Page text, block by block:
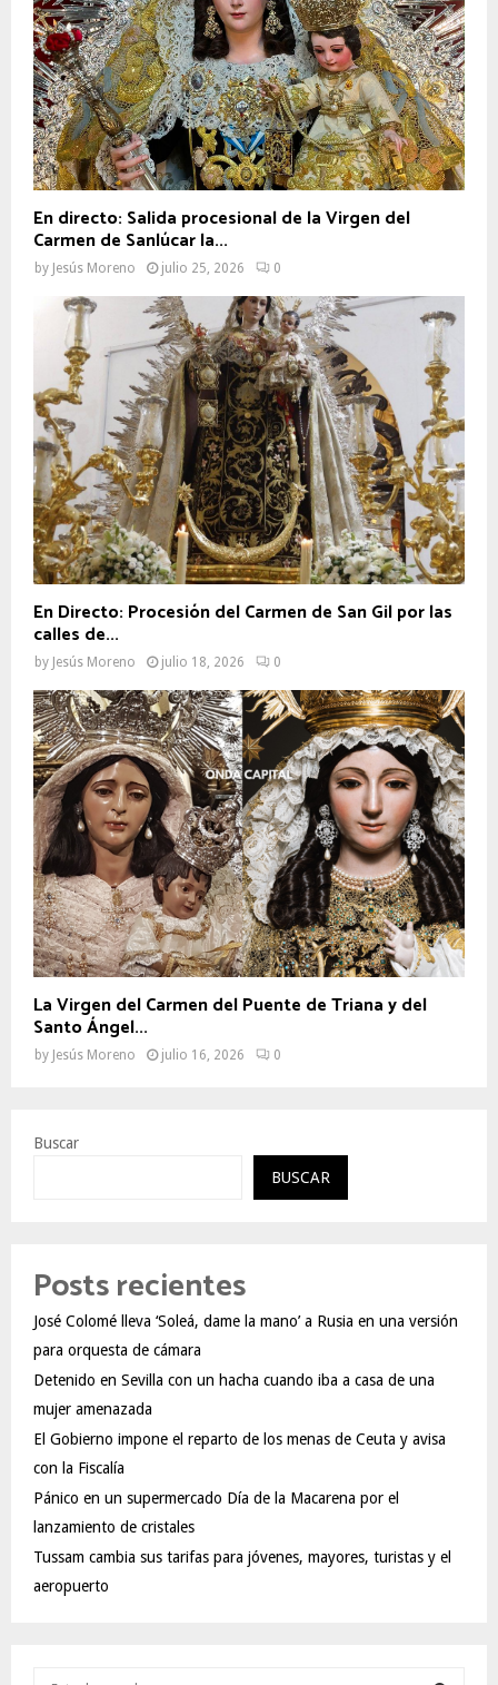
En directo: Salida procesional de la Virgen del
Carmen de Sanlúcar la...
by Jesús Moreno julio 25, 2026 0
En Directo: Procesión del Carmen de San Gil por las
calles de...
by Jesús Moreno julio 18, 2026 0
La Virgen del Carmen del Puente de Triana y del
Santo Ángel...
by Jesús Moreno julio 16, 2026 0
Buscar
BUSCAR
Posts recientes
José Colomé lleva ‘Soleá, dame la mano’ a Rusia en una versión
para orquesta de cámara
Detenido en Sevilla con un hacha cuando iba a casa de una
mujer amenazada
El Gobierno impone el reparto de los menas de Ceuta y avisa
con la Fiscalía
Pánico en un supermercado Día de la Macarena por el
lanzamiento de cristales
Tussam cambia sus tarifas para jóvenes, mayores, turistas y el
aeropuerto